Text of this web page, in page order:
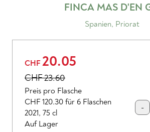
FINCA MAS D'EN
Spanien, Priorat
CHF 20.05
CHF23.60
Preis pro Flasche
CHF 120.30 für 6 Flaschen
2021, 75 cl
Auf Lager
-